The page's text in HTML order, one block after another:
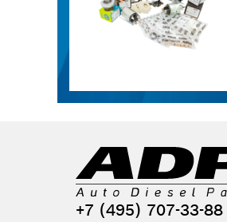
+7 (495) 707-33-88